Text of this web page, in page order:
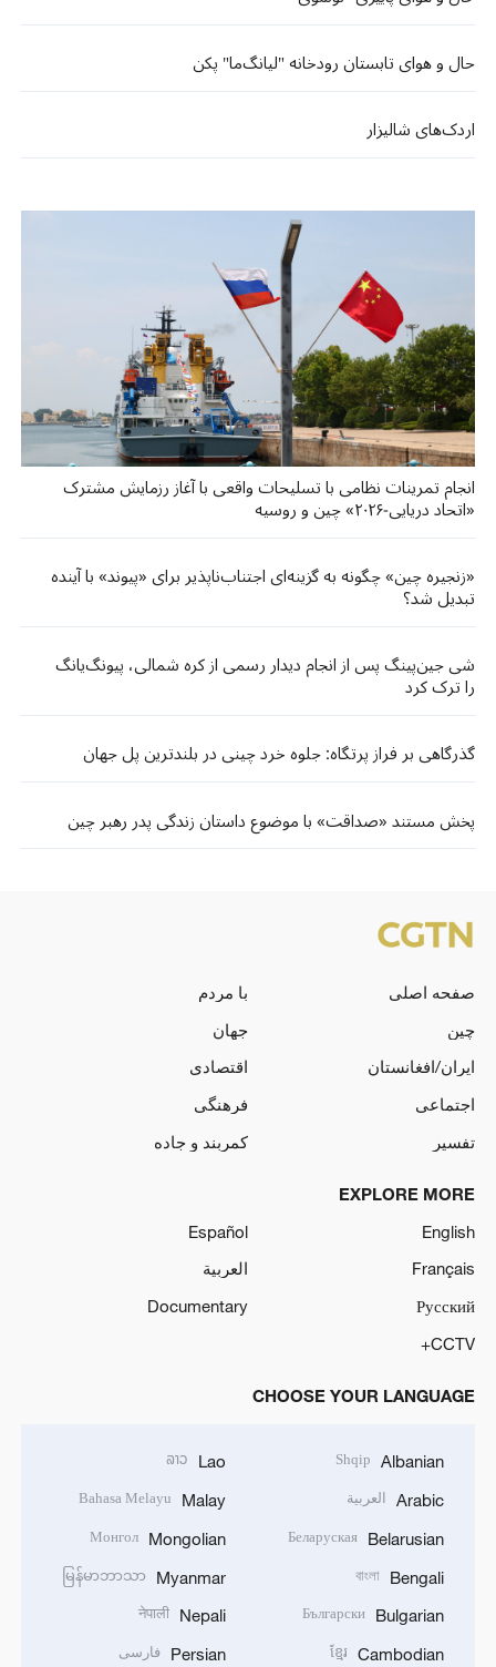
حال و هوای تابستان رودخانه "لیانگ‌ما" پکن
اردک‌های شالیزار
انجام تمرینات نظامی با تسلیحات واقعی با آغاز رزمایش مشترک
«اتحاد دریایی-۲۰۲۶» چین و روسیه
«زنجیره چین» چگونه به گزینه‌ای اجتناب‌ناپذیر برای «پیوند» با آینده
تبدیل شد؟
شی جین‌پینگ پس از انجام دیدار رسمی از کره شمالی، پیونگ‌یانگ
را ترک کرد
گذرگاهی بر فراز پرتگاه: جلوه خرد چینی در بلندترین پل جهان
پخش مستند «صداقت» با موضوع داستان زندگی پدر رهبر چین
صفحه اصلی
با مردم
چین
جهان
ایران/افغانستان
اقتصادی
اجتماعی
فرهنگی
تفسیر
کمربند و جاده
EXPLORE MORE
English
Español
Français
العربية
Русский
Documentary
CCTV+
CHOOSE YOUR LANGUAGE
Albanian
Shqip
Arabic العربية
Belarusian
Беларуская
Bengali
বাংলা
Bulgarian
Български
Cambodian
ខ្មែរ
Lao
ລາວ
Malay
Bahasa Melayu
Mongolian
Монгол
Myanmar
မြန်မာဘာသာ
Nepali
नेपाली
Persian فارسی